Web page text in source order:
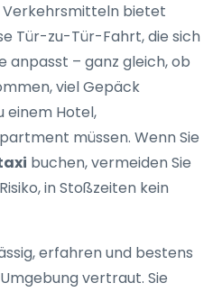
Verkehrsmitteln bietet
Tür-zu-Tür-Fahrt, die sich
anpasst – ganz gleich, ob
viel Gepäck
einem Hotel,
müssen. Wenn Sie
buchen, vermeiden Sie
in Stoßzeiten kein
erfahren und bestens
vertraut. Sie